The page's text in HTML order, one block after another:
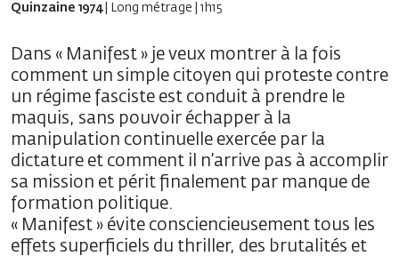
Quinzaine 1974 | Long métrage | 1h15
Dans « Manifest » je veux montrer à la fois
comment un simple citoyen qui proteste contre
un régime fasciste est conduit à prendre le
maquis, sans pouvoir échapper à la
manipulation continuelle exercée par la
dictature et comment il n’arrive pas à accomplir
sa mission et périt finalement par manque de
formation politique.
« Manifest » évite consciencieusement tous les
effets superficiels du thriller, des brutalités et